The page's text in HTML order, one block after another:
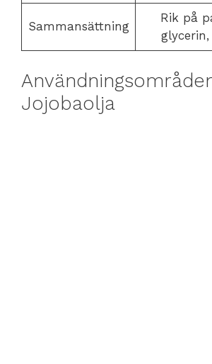
Sammansättning
Rik på
Jojobaolja